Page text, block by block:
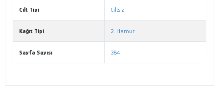
Cilt Tipi Ciltsiz
Kağıt Tipi 2. Hamur
Sayfa Sayısı 384